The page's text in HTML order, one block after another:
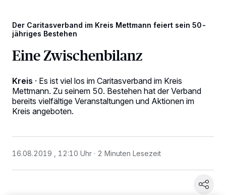
Der Caritasverband im Kreis Mettmann feiert sein 50-
jähriges Bestehen
Eine Zwischenbilanz
Kreis · Es ist viel los im Caritasverband im Kreis
Mettmann. Zu seinem 50. Bestehen hat der Verband
bereits vielfältige Veranstaltungen und Aktionen im
Kreis angeboten.
16.08.2019 , 12:10 Uhr 2 Minuten Lesezeit
Wir und unsere218-Partner speichern und greifen auf
personenbezogene Daten wie Browserdaten oder eindeutige
verarbeiten Daten, um Ihnen Dienste bereitzustellen“ aufgeführten
Anzeigen möglicherweise nicht mehr so relevant für Sie. Sie können
ändern oder Ihre Einwilligung zu widerrufen, indem Sie auf den Link